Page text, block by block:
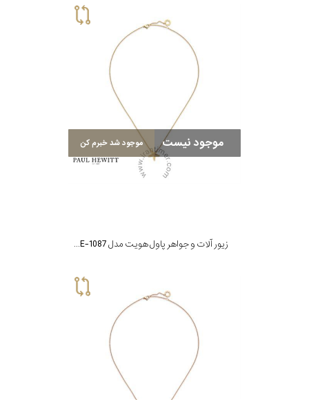
موجود نیست موجود شد خبرم کن
زیور آلات و جواهر پاول هویت مدل PH-JE-1087